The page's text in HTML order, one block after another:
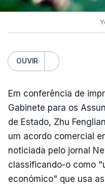
OUVIR
Em conferência de
Gabinete para os
de Estado, Zhu
um acordo comercial
noticiada pelo jornal
classificando-o como
económico" que usa